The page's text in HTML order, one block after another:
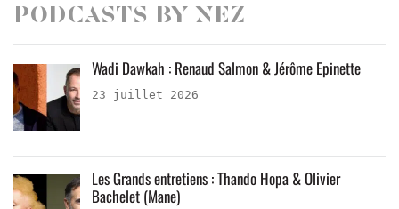
Podcasts by Nez
Wadi Dawkah : Renaud Salmon & Jérôme Epinette
23 juillet 2026
Les Grands entretiens : Thando Hopa & Olivier
Bachelet (Mane)